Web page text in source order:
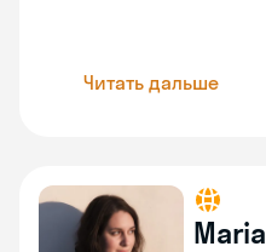
Читать дальше
Maria